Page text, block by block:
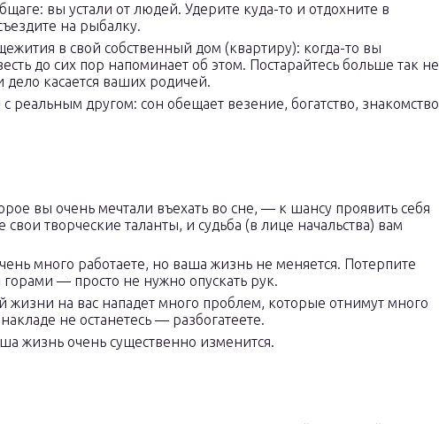
вы устали от людей. Удерите куда-то и отдохните в
на рыбалку.
в свой собственный дом (квартиру): когда-то вы
до сих пор напоминает об этом. Постарайтесь больше так не
дело касается ваших родичей.
реальным другом: сон обещает везение, богатство, знакомство
вы очень мечтали въехать во сне, — к шансу проявить себя
свои творческие таланты, и судьба (в лице начальства) вам
много работаете, но ваша жизнь не меняется. Потерпите
— просто не нужно опускать рук.
жизни на вас нападет много проблем, которые отнимут много
не останетесь — разбогатеете.
жизнь очень существенно изменится.